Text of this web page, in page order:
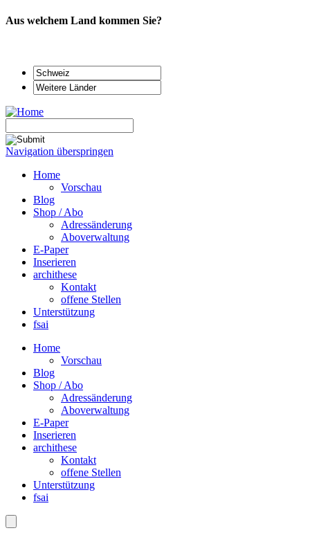
Aus welchem Land kommen Sie?
Navigation überspringen
Home
Vorschau
Blog
Shop / Abo
Adressänderung
Aboverwaltung
E-Paper
Inserieren
archithese
Kontakt
offene Stellen
Unterstützung
fsai
Home
Vorschau
Blog
Shop / Abo
Adressänderung
Aboverwaltung
E-Paper
Inserieren
archithese
Kontakt
offene Stellen
Unterstützung
fsai